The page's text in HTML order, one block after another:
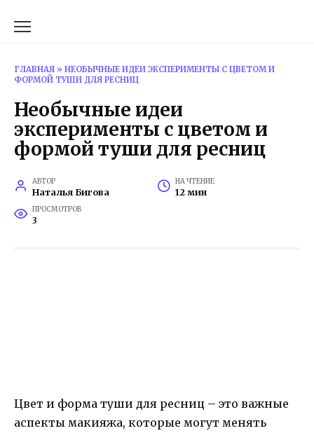
ГЛАВНАЯ » НЕОБЫЧНЫЕ ИДЕИ ЭКСПЕРИМЕНТЫ С ЦВЕТОМ И
ФОРМОЙ ТУШИ ДЛЯ РЕСНИЦ
Необычные идеи
эксперименты с цветом и
формой туши для ресниц
АВТОР
Наталья Бигова
НА ЧТЕНИЕ
12 мин
ПРОСМОТРОВ
3
Цвет и форма туши для ресниц – это важные
аспекты макияжа, которые могут менять